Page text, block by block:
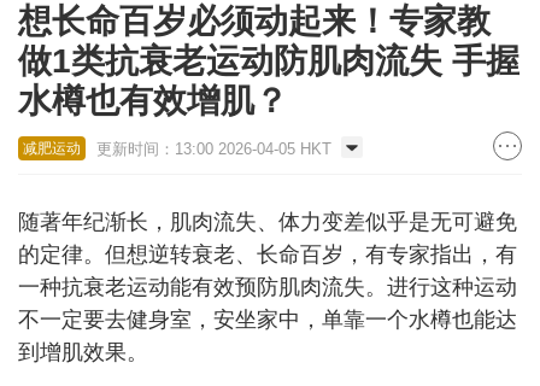
想长命百岁必须动起来！专家教
做1类抗衰老运动防肌肉流失 手握
水樽也有效增肌？
减肥运动 更新时间：13:00 2026-04-05 HKT
随著年纪渐长，肌肉流失、体力变差似乎是无可避免
的定律。但想逆转衰老、长命百岁，有专家指出，有
一种抗衰老运动能有效预防肌肉流失。进行这种运动
不一定要去健身室，安坐家中，单靠一个水樽也能达
到增肌效果。